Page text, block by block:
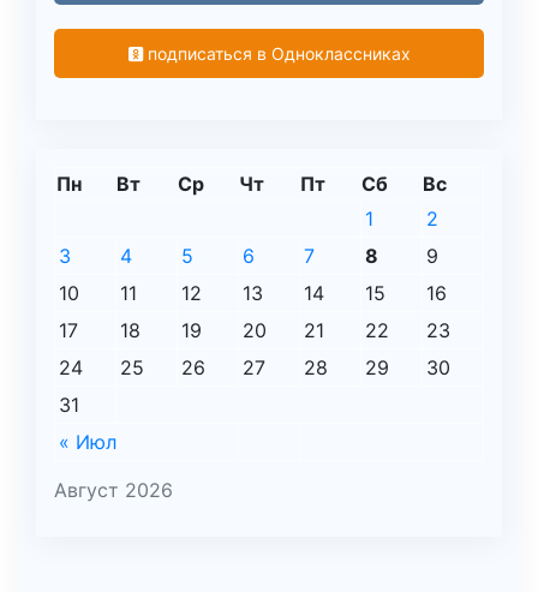
подписаться в Одноклассниках
Август 2026
Пн Вт Ср Чт Пт Сб Вс
« Июл
1
2
3
4 5 6 7 8
9
10
11 12 13 14 15
16
17
18 19 20 21 22
23
24
25 26 27 28 29
30
31